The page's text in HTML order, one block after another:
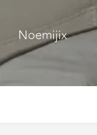
Noemijix